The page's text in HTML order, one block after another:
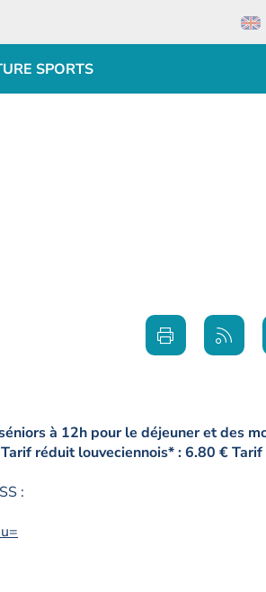
SPORTS
Imprimer
cette
page
Générer
le flux
RSS
à 12h pour le déjeuner et des
réduit louveciennois* : 6.80 €
: